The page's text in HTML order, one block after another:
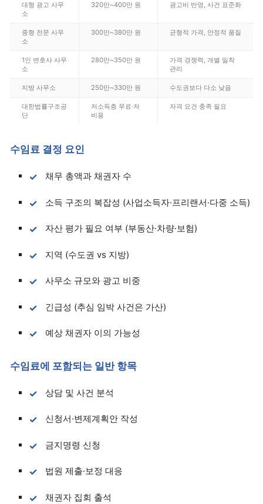
대형 광고 사무
소
320만~400만 원 광고비 반영, 사건 표준화
중형 전문 사무
소
300만~380만 원 균형적 가격, 안정적 품질
1인 변호사 사무
소
280만~350만 원
가격 경쟁력, 개별 밀착
관리
지방 사무소 250만~330만 원 수도권보다 다소 낮음
대한법률구조공
단
저소득층 무료·저
비용
자격 요건 충족 필요
수임료 결정 요인
채무 총액과 채권자 수
소득 구조의 복잡성 (사업소득자·프리랜서·다중 소득)
자산 평가 필요 여부 (부동산·차량·보험)
지역 (수도권 vs 지방)
사무소 규모와 광고 비중
긴급성 (추심 임박 사건은 가산)
예상 채권자 이의 가능성
수임료에 포함되는 일반 항목
상담 및 사건 분석
신청서·변제계획안 작성
금지명령 신청
법원 제출·보정 대응
채권자 집회 출석